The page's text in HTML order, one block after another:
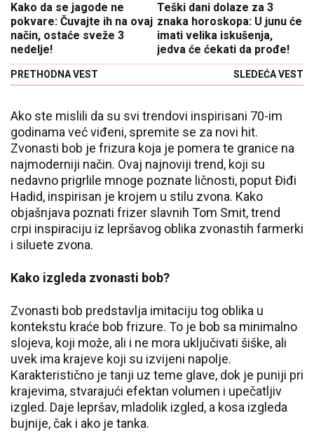
Kako da se jagode ne
pokvare: Čuvajte ih na ovaj
način, ostaće sveže 3
nedelje!
PRETHODNA VEST
Teški dani dolaze za 3
znaka horoskopa: U junu će
imati velika iskušenja,
jedva će ćekati da prođe!
SLEDEĆA VEST
Ako ste mislili da su svi trendovi inspirisani 70-im
godinama već viđeni, spremite se za novi hit.
Zvonasti bob je frizura koja je pomera te granice na
najmoderniji način. Ovaj najnoviji trend, koji su
nedavno prigrlile mnoge poznate ličnosti, poput Điđi
Hadid, inspirisan je krojem u stilu zvona. Kako
objašnjava poznati frizer slavnih Tom Smit, trend
crpi inspiraciju iz lepršavog oblika zvonastih farmerki
i siluete zvona.
Kako izgleda zvonasti bob?
Zvonasti bob predstavlja imitaciju tog oblika u
kontekstu kraće bob frizure. To je bob sa minimalno
slojeva, koji može, ali i ne mora uključivati šiške, ali
uvek ima krajeve koji su izvijeni napolje.
Karakteristično je tanji uz teme glave, dok je puniji pri
krajevima, stvarajući efektan volumen i upečatljiv
izgled. Daje lepršav, mladolik izgled, a kosa izgleda
bujnije, čak i ako je tanka.